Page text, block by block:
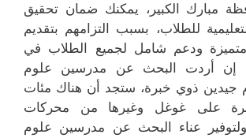
مبارك الكبير، يمكنك ضمان تحقيق
للطلاب، بسبب التزامهم بتقديم
متميزة ودعم شامل لجميع الطلاب في
إن أردت البحث عن مدرسين علوم
ذوي خبرة، ستجد أن هناك مئات
على غوغل وغيرها من محركات
عناء البحث عن مدرسين علوم